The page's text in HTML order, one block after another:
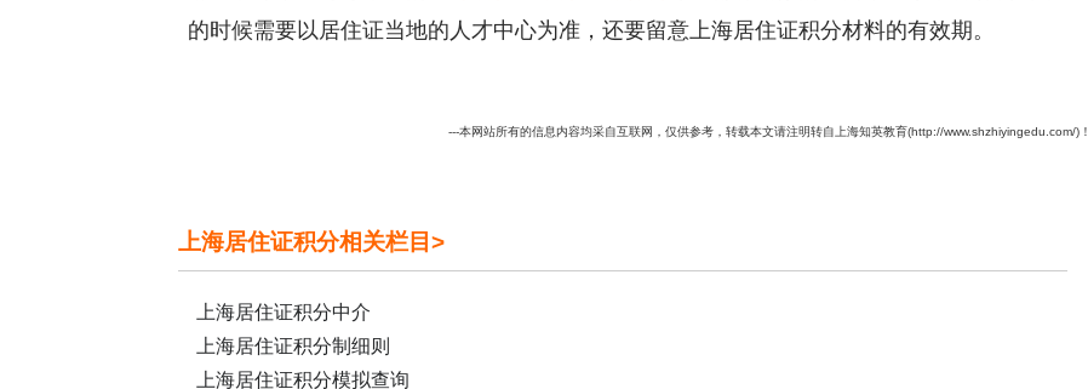
的时候需要以居住证当地的人才中心为准，还要留意上海居住证积分材料的有效期。
---本网站所有的信息内容均采自互联网，仅供参考，转载本文请注明转自上海知英教育(http://www.shzhiyingedu.com/)！
上海居住证积分相关栏目>
上海居住证积分中介
上海居住证积分制细则
上海居住证积分模拟查询